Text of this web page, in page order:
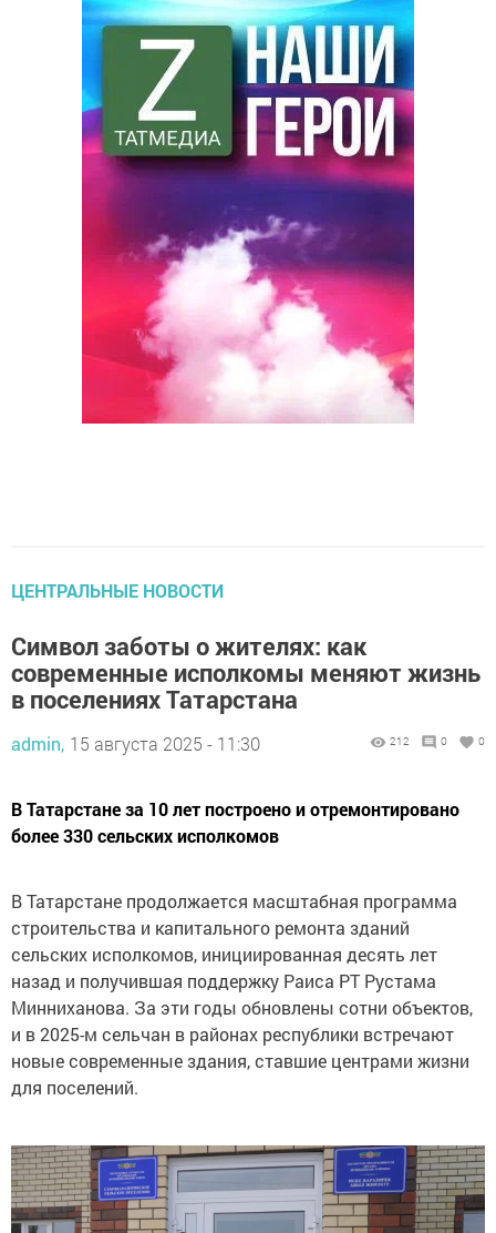
ЦЕНТРАЛЬНЫЕ НОВОСТИ
Символ заботы о жителях: как
современные исполкомы меняют жизнь
в поселениях Татарстана
admin, 15 августа 2025 - 11:30 212 0 0
В Татарстане за 10 лет построено и отремонтировано
более 330 сельских исполкомов
В Татарстане продолжается масштабная программа
строительства и капитального ремонта зданий
сельских исполкомов, инициированная десять лет
назад и получившая поддержку Раиса РТ Рустама
Минниханова. За эти годы обновлены сотни объектов,
и в 2025-м сельчан в районах республики встречают
новые современные здания, ставшие центрами жизни
для поселений.